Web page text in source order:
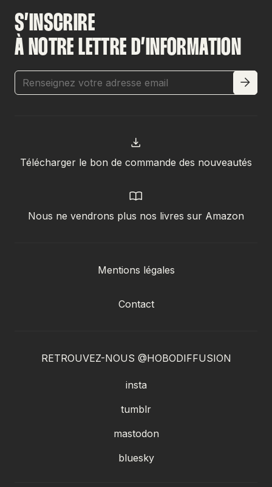
S’INSCRIRE
À NOTRE LETTRE D’INFORMATION
Télécharger le bon de commande des nouveautés
Nous ne vendrons plus nos livres sur Amazon
Mentions légales
Contact
RETROUVEZ-NOUS @HOBODIFFUSION
insta
tumblr
mastodon
bluesky